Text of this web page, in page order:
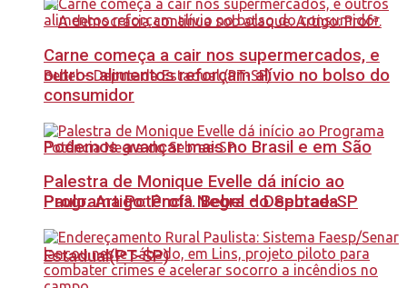
Podemos avançar mais no Brasil e em São
Paulo. Artigo: Profª. Bebel – Deputada
Estadual(PT-SP)
Carne começa a cair nos supermercados, e
outros alimentos reforçam alívio no bolso do
consumidor
Palestra de Monique Evelle dá início ao
Programa Potência Negra do Sebrae-SP